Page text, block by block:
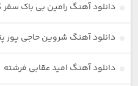
دانلود آهنگ رامین بی باک سفر
دانلود آهنگ شروین حاجی پور
دانلود آهنگ امید عقابی فرشته